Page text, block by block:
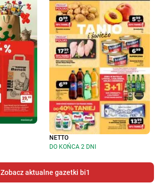
NETTO
DO KOŃCA 2 DNI
Zobacz aktualne gazetki bi1